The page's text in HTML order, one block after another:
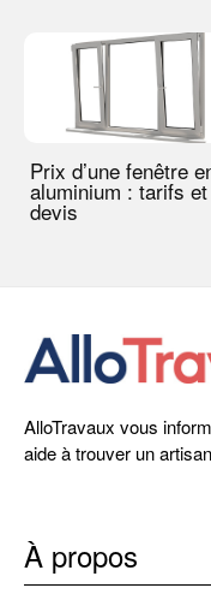
Prix d’une fenêtre
aluminium : tarifs et
devis
AlloTravaux vous
aide à trouver un
À propos